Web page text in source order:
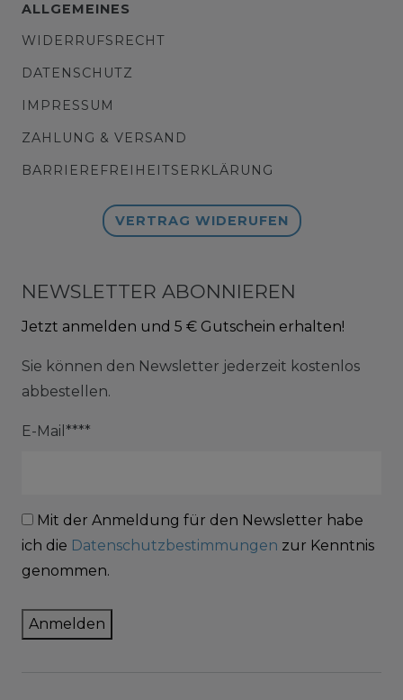
ALLGEMEINES
WIDERRUFSRECHT
DATENSCHUTZ
IMPRESSUM
ZAHLUNG & VERSAND
BARRIEREFREIHEITSERKLÄRUNG
VERTRAG WIDERUFEN
NEWSLETTER ABONNIEREN
Jetzt anmelden und 5 € Gutschein erhalten!
Sie können den Newsletter jederzeit kostenlos
abbestellen.
E-Mail****
Mit der Anmeldung für den Newsletter habe
ich die Datenschutzbestimmungen zur Kenntnis
genommen.
Anmelden